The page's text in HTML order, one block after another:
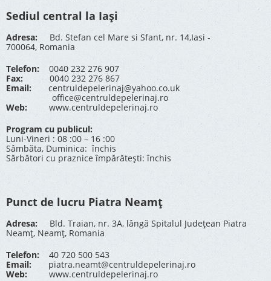
Sediul central la Iași
Adresa: Bd. Stefan cel Mare si Sfant, nr. 14,Iasi -
700064, Romania
Telefon: 0040 232 276 907
Fax: 0040 232 276 867
Email:
centruldepelerinaj@yahoo.co.uk
office@centruldepelerinaj.ro
Web:
www.centruldepelerinaj.ro
Program cu publicul:
Luni-Vineri : 08 :00 – 16 :00
Sâmbăta, Duminica: închis
Sărbători cu praznice împărătești: închis
Punct de lucru Piatra Neamț
Adresa: Bld. Traian, nr. 3A, lângă Spitalul Județean Piatra
Neamț, Neamț, Romania
Telefon:40 720 500 543
Email:
piatra.neamt@centruldepelerinaj.ro
Web:
www.centruldepelerinaj.ro